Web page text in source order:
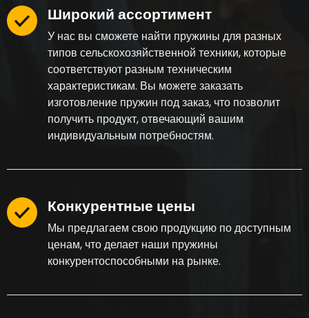
Широкий ассортимент
У нас вы сможете найти пружины для разных
типов сельскохозяйственной техники, которые
соответствуют разным техническим
характеристикам. Вы можете заказать
изготовление пружин под заказ, что позволит
получить продукт, отвечающий вашим
индивидуальным потребностям.
Конкурентные цены
Мы предлагаем свою продукцию по доступным
ценам, что делает наши пружины
конкурентоспособными на рынке.